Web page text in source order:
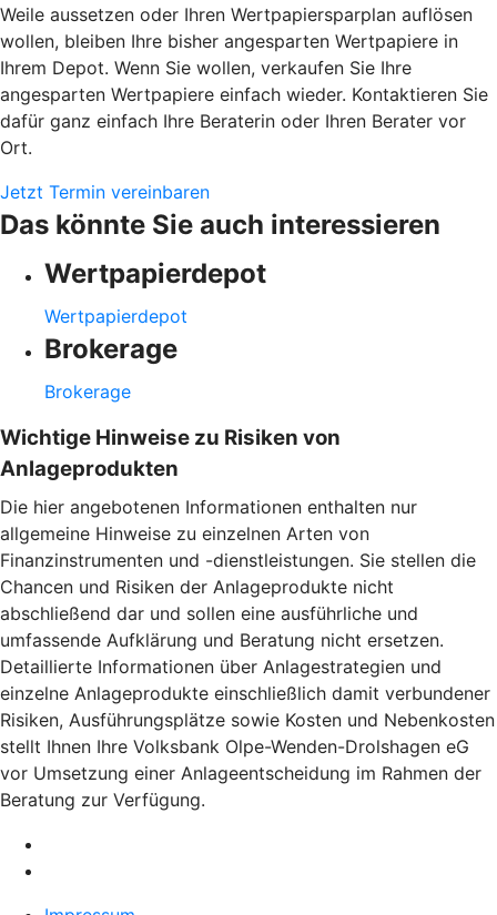
Weile aussetzen oder Ihren Wertpapiersparplan auflösen
wollen, bleiben Ihre bisher angesparten Wertpapiere in
Ihrem Depot. Wenn Sie wollen, verkaufen Sie Ihre
angesparten Wertpapiere einfach wieder. Kontaktieren Sie
dafür ganz einfach Ihre Beraterin oder Ihren Berater vor
Ort.
Jetzt Termin vereinbaren
Das könnte Sie auch interessieren
Wertpapierdepot
Wertpapierdepot
Brokerage
Brokerage
Wichtige Hinweise zu Risiken von
Anlageprodukten
Die hier angebotenen Informationen enthalten nur
allgemeine Hinweise zu einzelnen Arten von
Finanzinstrumenten und -dienstleistungen. Sie stellen die
Chancen und Risiken der Anlageprodukte nicht
abschließend dar und sollen eine ausführliche und
umfassende Aufklärung und Beratung nicht ersetzen.
Detaillierte Informationen über Anlagestrategien und
einzelne Anlageprodukte einschließlich damit verbundener
Risiken, Ausführungsplätze sowie Kosten und Nebenkosten
stellt Ihnen Ihre Volksbank Olpe-Wenden-Drolshagen eG
vor Umsetzung einer Anlageentscheidung im Rahmen der
Beratung zur Verfügung.